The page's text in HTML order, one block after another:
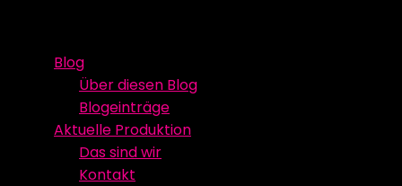
contentBlog
Über diesen Blog
Blogeinträge
Aktuelle Produktion
Das sind wir
Kontakt